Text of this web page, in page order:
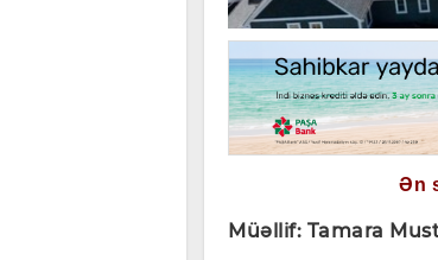
Ən
Müəllif: Tamara